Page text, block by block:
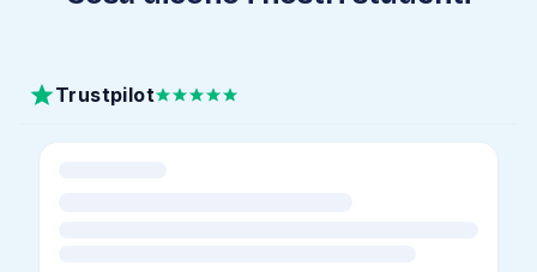
Trustpilot